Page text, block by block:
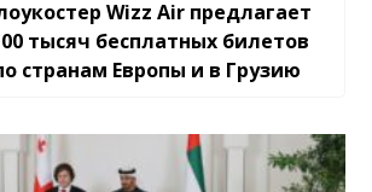
Wizz Air предлагает
тысяч бесплатных билетов
странам Европы и в Грузию